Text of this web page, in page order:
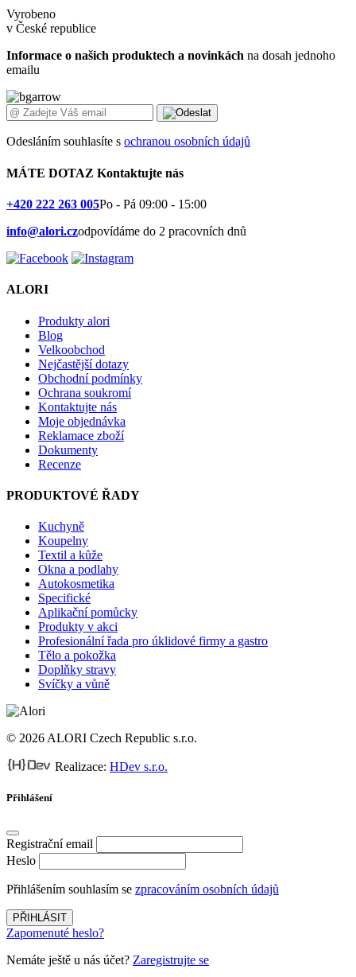
Vyrobeno
v České republice
Informace o našich produktech a novinkách na dosah jednoho
emailu
Odesláním souhlasíte s ochranou osobních údajů
MÁTE DOTAZ Kontaktujte nás
+420 222 263 005Po - Pá 09:00 - 15:00
info@alori.czodpovídáme do 2 pracovních dnů
ALORI
Produkty alori
Blog
Velkoobchod
Nejčastější dotazy
Obchodní podmínky
Ochrana soukromí
Kontaktujte nás
Moje objednávka
Reklamace zboží
Dokumenty
Recenze
PRODUKTOVÉ ŘADY
Kuchyně
Koupelny
Textil a kůže
Okna a podlahy
Autokosmetika
Specifické
Aplikační pomůcky
Produkty v akci
Profesionální řada pro úklidové firmy a gastro
Tělo a pokožka
Doplňky stravy
Svíčky a vůně
© 2026 ALORI Czech Republic s.r.o.
Realizace: HDev s.r.o.
Přihlášení
Registrační email
Heslo
Přihlášením souhlasím se zpracováním osobních údajů
PŘIHLÁSIT
Zapomenuté heslo?
Nemáte ještě u nás účet? Zaregistrujte se